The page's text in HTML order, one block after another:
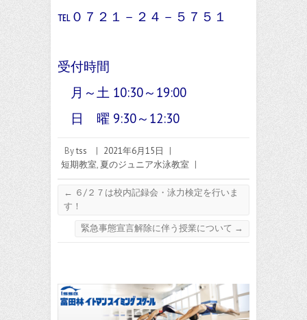
℡０７２１－２４－５７５１
受付時間
月～土 10:30～19:00
日 曜 9:30～12:30
Bytss | 2021年6月15日
|
短期教室, 夏のジュニア水泳教室 |
← ６/２７は校内記録会・泳力検定を行いま
す！
緊急事態宣言解除に伴う授業について →